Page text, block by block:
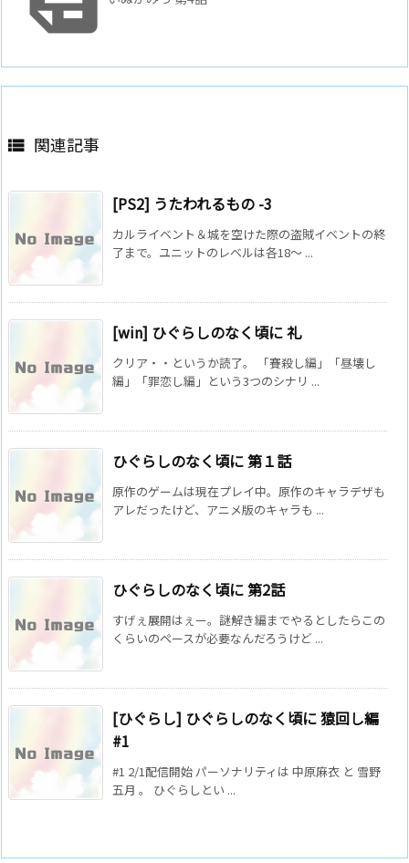
 関連記事
[PS2] うたわれるもの -3
カルライベント＆城を空けた際の盗賊イベントの終
了まで。ユニットのレベルは各18～ ...
[win] ひぐらしのなく頃に 礼
クリア・・というか読了。 「賽殺し編」「昼壊し
編」「罪恋し編」という3つのシナリ ...
ひぐらしのなく頃に 第１話
原作のゲームは現在プレイ中。原作のキャラデザも
アレだったけど、アニメ版のキャラも ...
ひぐらしのなく頃に 第2話
すげぇ展開はぇー。謎解き編までやるとしたらこの
くらいのペースが必要なんだろうけど ...
[ひぐらし] ひぐらしのなく頃に 猿回し編
#1
#1 2/1配信開始 パーソナリティは 中原麻衣 と 雪野
五月 。 ひぐらしとい ...